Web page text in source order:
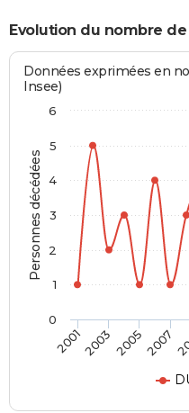
Evolution du nombre de
Personnes décédées
Données exprimées en
Insee)
2001200320052007
0
1
2
3
4
5
6